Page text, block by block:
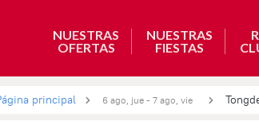
NUESTRAS
OFERTAS
NUESTRAS
FIESTAS
principal 6 ago, jue - 7 ago, vie